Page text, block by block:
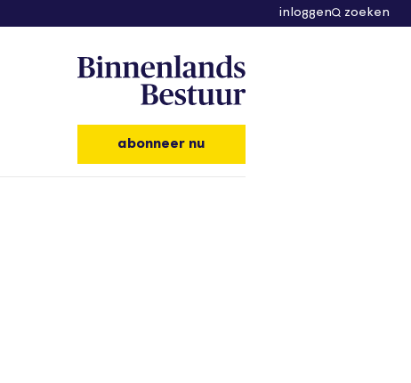
inloggen zoeken
abonneer nu